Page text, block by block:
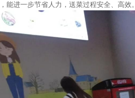
能进一步节省人力，送菜过程安全、高效。